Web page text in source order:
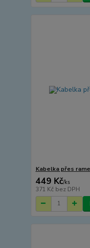
Kabelka přes
449 Kč/ks
371 Kč bez DPH